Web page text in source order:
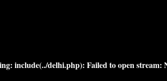
: include(../delhi.php): Failed to open